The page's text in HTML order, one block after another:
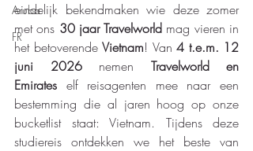
Aruba
FR
eindelijk bekendmaken wie deze zomer
met ons 30 jaar Travelworld mag vieren in
het betoverende Vietnam! Van 4 t.e.m. 12
juni 2026 nemen Travelworld en
Emirates elf reisagenten mee naar een
bestemming die al jaren hoog op onze
bucketlist staat: Vietnam. Tijdens deze
studiereis ontdekken we het beste van